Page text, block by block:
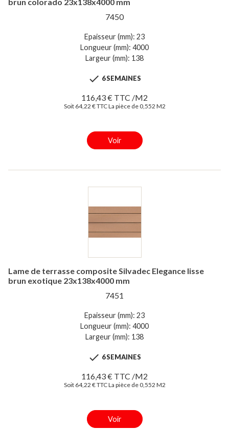
7450
Epaisseur (mm): 23
Longueur (mm): 4000
Largeur (mm): 138
 6 SEMAINES
116,43 € TTC /M2
Soit 64,22 € TTC La pièce de 0,552 M2
Voir
Lame de terrasse composite Silvadec Elegance lisse
brun exotique 23x138x4000 mm
7451
Epaisseur (mm): 23
Longueur (mm): 4000
Largeur (mm): 138
 6 SEMAINES
116,43 € TTC /M2
Soit 64,22 € TTC La pièce de 0,552 M2
Voir